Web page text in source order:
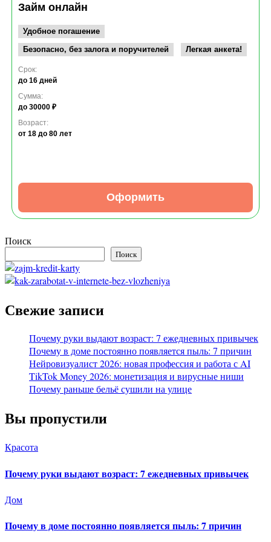
Займ онлайн
Удобное погашение
Безопасно, без залога и поручителей
Легкая анкета!
Срок:
до 16 дней
Сумма:
до 30000 ₽
Возраст:
от 18 до 80 лет
Оформить
Поиск
Поиск
Свежие записи
Почему руки выдают возраст: 7 ежедневных привычек
Почему в доме постоянно появляется пыль: 7 причин
Нейровизуалист 2026: новая профессия и работа с AI
TikTok Money 2026: монетизация и вирусные ниши
Почему раньше бельё сушили на улице
Вы пропустили
Красота
Почему руки выдают возраст: 7 ежедневных привычек
Дом
Почему в доме постоянно появляется пыль: 7 причин